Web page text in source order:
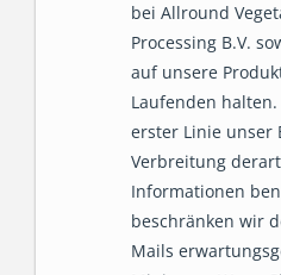
bei Allround
Processing B.V.
auf unsere
Laufenden
erster Linie unser
Verbreitung
Informationen
beschränken wir
Mails